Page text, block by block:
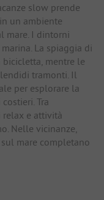
slow prende
un ambiente
mare. I dintorni
La spiaggia di
mentre le
tramonti. Il
per esplorare la
Tra
relax e attività
Nelle vicinanze,
mare completano